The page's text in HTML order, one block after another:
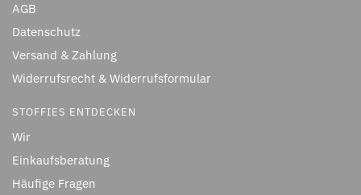
AGB
Datenschutz
Versand & Zahlung
Widerrufsrecht & Widerrufsformular
STOFFIES ENTDECKEN
Wir
Einkaufsberatung
Häufige Fragen